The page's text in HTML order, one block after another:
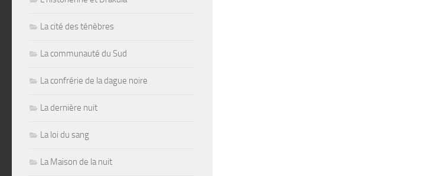
La cité des ténèbres
La communauté du Sud
La confrérie de la dague noire
La dernière nuit
La loi du sang
La Maison de la nuit